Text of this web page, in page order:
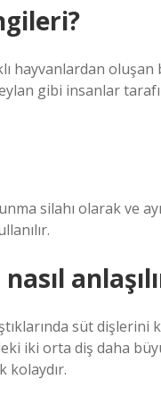
hayvanlardan
gibi insanlar
silahı olarak ve
süt dişlerini
iki orta diş daha
kolaydır.